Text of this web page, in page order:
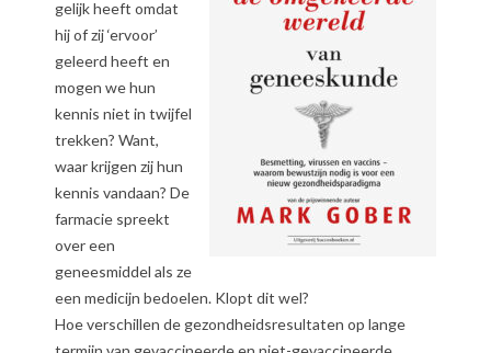
gelijk heeft omdat
hij of zij ‘ervoor’
geleerd heeft en
mogen we hun
kennis niet in twijfel
trekken? Want,
waar krijgen zij hun
kennis vandaan? De
farmacie spreekt
over een
geneesmiddel als ze
een medicijn bedoelen. Klopt dit wel?
Hoe verschillen de gezondheidsresultaten op lange